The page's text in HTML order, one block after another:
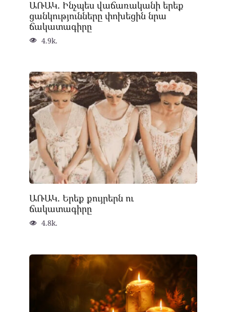
ԱՌԱԿ. Ինչպես վաճառականի երեք
ցանկությունները փոխեցին նրա
ճակատագիրը
4.9k.
ԱՌԱԿ. Երեք քույրերն ու
ճակատագիրը
4.8k.